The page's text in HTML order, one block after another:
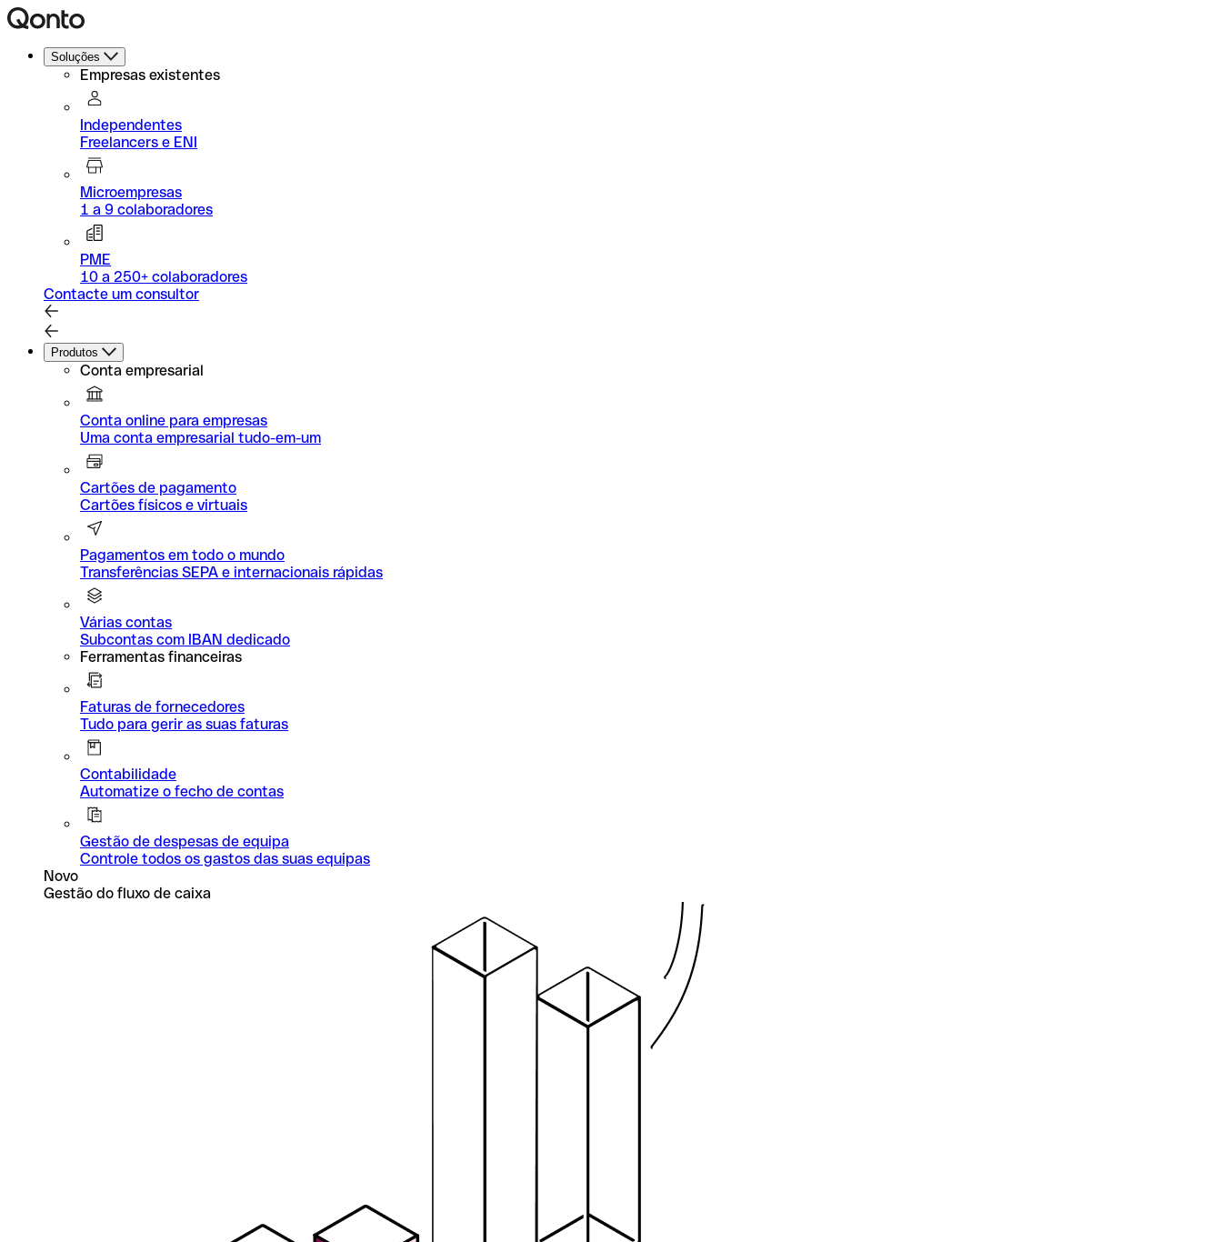
Soluções
Empresas existentes
Independentes
Freelancers e ENI
Microempresas
1 a 9 colaboradores
PME
10 a 250+ colaboradores
Contacte um consultor
Produtos
Conta empresarial
Conta online para empresas
Uma conta empresarial tudo-em-um
Cartões de pagamento
Cartões físicos e virtuais
Pagamentos em todo o mundo
Transferências SEPA e internacionais rápidas
Várias contas
Subcontas com IBAN dedicado
Ferramentas financeiras
Faturas de fornecedores
Tudo para gerir as suas faturas
Contabilidade
Automatize o fecho de contas
Gestão de despesas de equipa
Controle todos os gastos das suas equipas
Novo
Gestão do fluxo de caixa